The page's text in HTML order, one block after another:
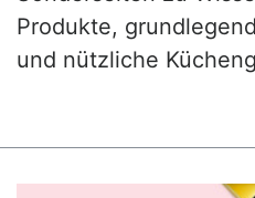
Produkte,
und nützliche